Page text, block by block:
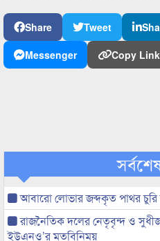
Share Tweet
Messenger
Copy Link
আবারো লোভার জব্দকৃত পাথর চুরি
রাজনৈতিক দলের নেতৃবৃন্দ ও
ইউএনও’র মতবিনিময়